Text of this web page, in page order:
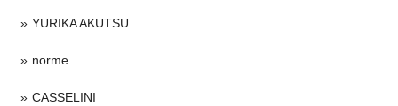
YURIKA AKUTSU
norme
CASSELINI